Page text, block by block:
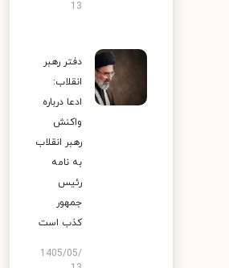
13
دفتر رهبر
انقلاب:
ادعا درباره
واکنش
رهبر انقلاب
به نامه
رئیس
جمهور
کذب است
1405/05/